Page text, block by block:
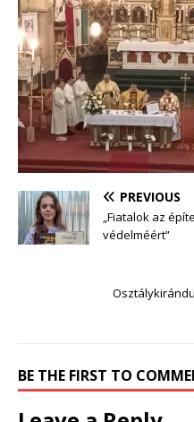
PREVIOUS
„Fiatalok az
védelméért”
BE THE FIRST TO